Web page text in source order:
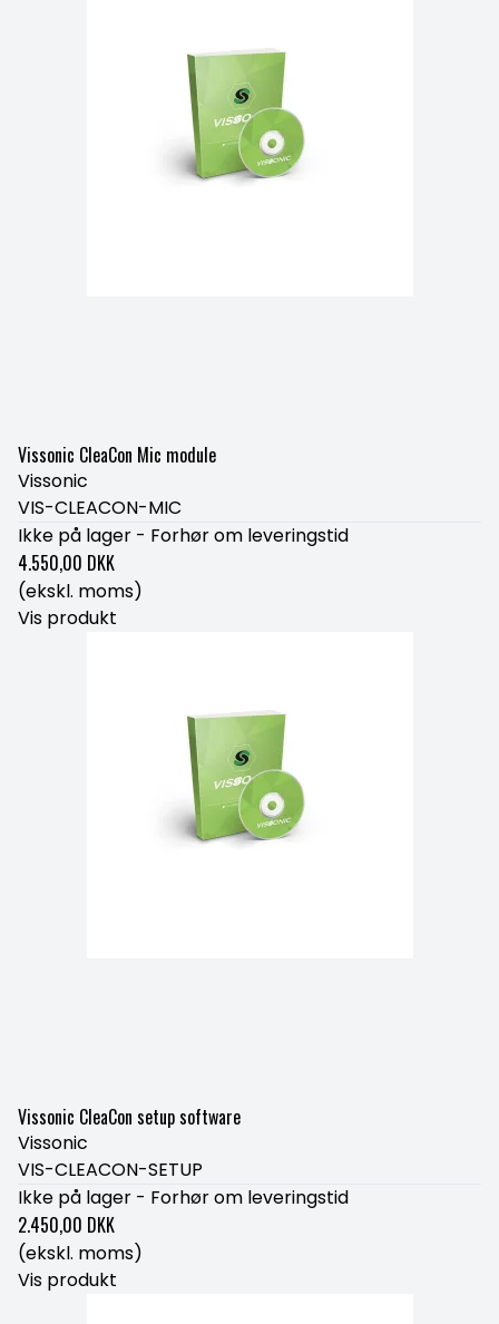
Vissonic CleaCon Mic module
Vissonic
VIS-CLEACON-MIC
Ikke på lager - Forhør om leveringstid
4.550,00 DKK
(ekskl. moms)
Vis produkt
Vissonic CleaCon setup software
Vissonic
VIS-CLEACON-SETUP
Ikke på lager - Forhør om leveringstid
2.450,00 DKK
(ekskl. moms)
Vis produkt